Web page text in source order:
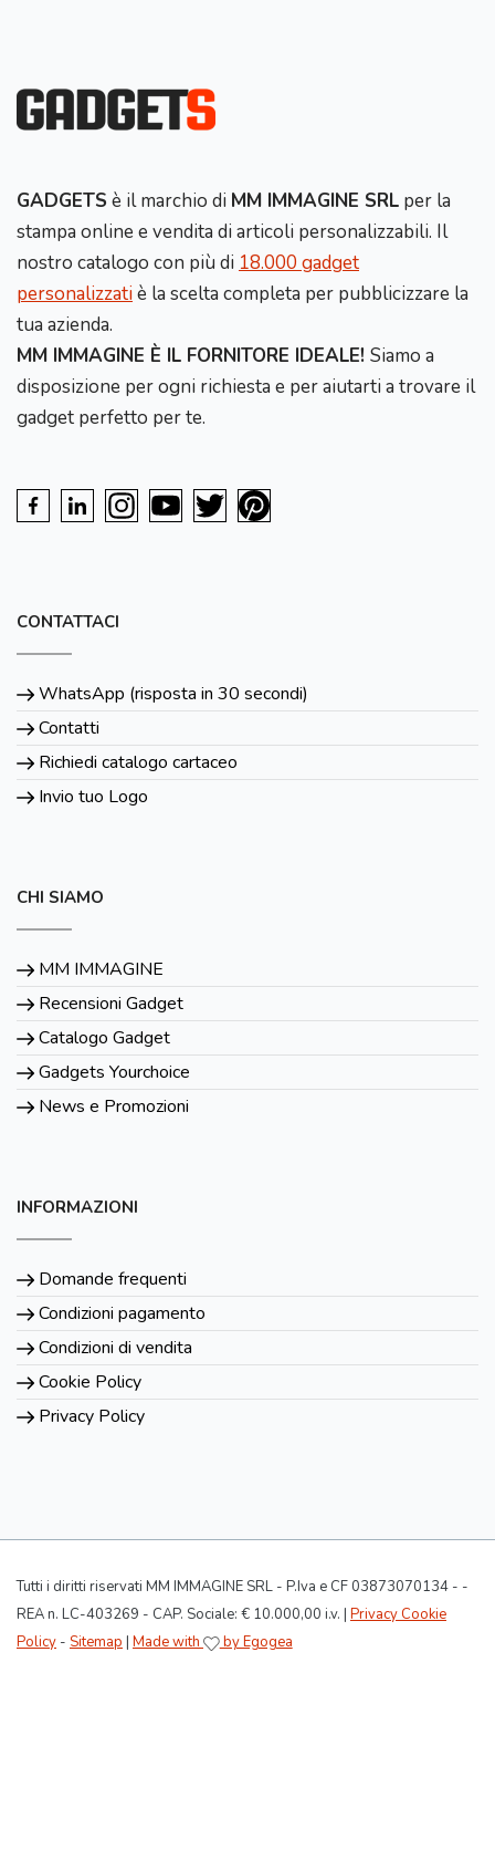
GADGETS è il marchio di MM IMMAGINE SRL per la
stampa online e vendita di articoli personalizzabili. Il
nostro catalogo con più di 18.000 gadget
personalizzatiè la scelta completa per pubblicizzare la
tua azienda.
MM IMMAGINE È IL FORNITORE IDEALE! Siamo a
disposizione per ogni richiesta e per aiutarti a trovare il
gadget perfetto per te.
CONTATTACI
WhatsApp (risposta in 30 secondi)
Contatti
Richiedi catalogo cartaceo
Invio tuo Logo
CHI SIAMO
MM IMMAGINE
Recensioni Gadget
Catalogo Gadget
Gadgets Yourchoice
News e Promozioni
INFORMAZIONI
Domande frequenti
Condizioni pagamento
Condizioni di vendita
Cookie Policy
Privacy Policy
Tutti i diritti riservati MM IMMAGINE SRL - P.Iva e CF 03873070134 - -
REA n. LC-403269 - CAP. Sociale: € 10.000,00 i.v. | Privacy Cookie
Policy - Sitemap | Made with by Egogea